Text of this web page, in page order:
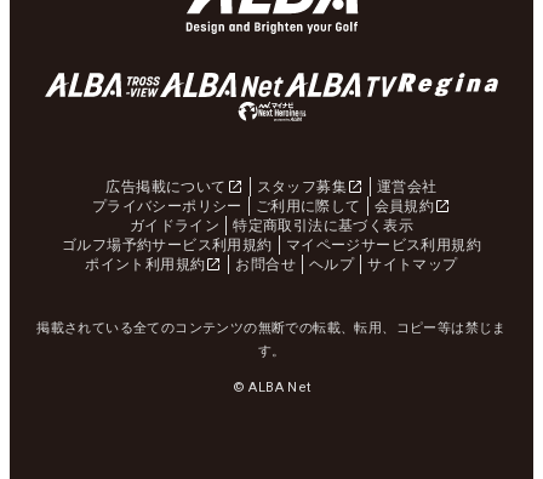
広告掲載について スタッフ募集
運営会社
プライバシーポリシー
ご利用に際して
会員規約
ガイドライン
特定商取引法に基づく表示
ゴルフ場予約サービス利用規約
マイページサービス利用規約
ポイント利用規約
お問合せ ヘルプ サイトマップ
掲載されている全てのコンテンツの無断での転載、転用、コピー等は禁じま
す。
© ALBA Net